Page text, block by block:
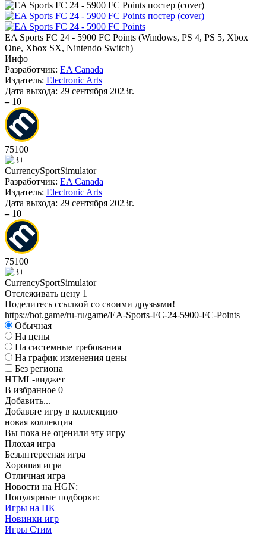
EA Sports FC 24 - 5900 FC Points (Windows, PS 4, PS 5, Xbox
One, Xbox SX, Nintendo Switch)
Инфо
Разработчик: EA Canada
Издатель: Electronic Arts
Дата выхода: 29 сентября 2023г.
– 10
75100
CurrencySportSimulator
Разработчик: EA Canada
Издатель: Electronic Arts
Дата выхода: 29 сентября 2023г.
– 10
75100
CurrencySportSimulator
Отслеживать цену 1
Поделитесь ссылкой со своими друзьями!
https://hot.game/ru-ru/game/EA-Sports-FC-24-5900-FC-Points
Обычная
На цены
На системные требования
На график изменения цены
Без региона
HTML-виджет
В избранное 0
Добавить...
Добавьте игру в коллекцию
новая коллекция
Вы пока не оценили эту игру
Плохая игра
Безынтересная игра
Хорошая игра
Отличная игра
Новости на HGN:
Популярные подборки:
Игры на ПК
Новинки игр
Игры Стим